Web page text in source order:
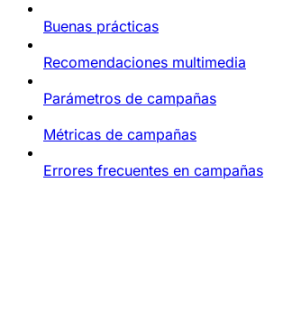
Buenas prácticas
Recomendaciones multimedia
Parámetros de campañas
Métricas de campañas
Errores frecuentes en campañas